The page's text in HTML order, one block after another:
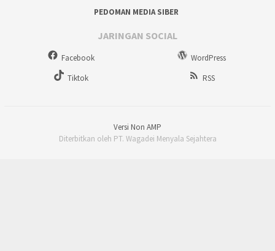
PEDOMAN MEDIA SIBER
JARINGAN SOCIAL
Facebook
WordPress
Tiktok
RSS
Versi Non AMP
Diterbitkan oleh PT. Wagadei Menyala Sejahtera